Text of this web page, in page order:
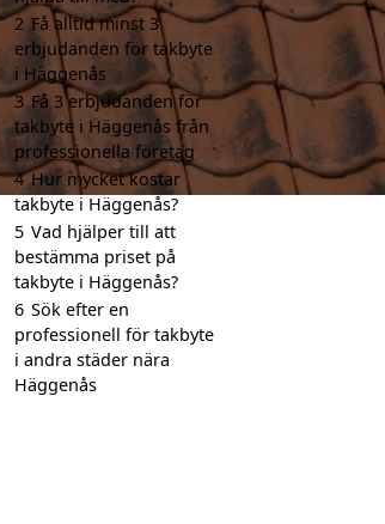
2 Få alltid minst 3
erbjudanden för takbyte
i Häggenås
3 Få 3 erbjudanden för
takbyte i Häggenås från
professionella företag
4 Hur mycket kostar
takbyte i Häggenås?
5 Vad hjälper till att
bestämma priset på
takbyte i Häggenås?
6 Sök efter en
professionell för takbyte
i andra städer nära
Häggenås